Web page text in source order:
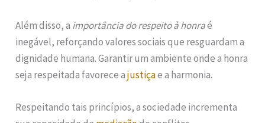
Além disso, a importância do respeito à honraé
inegável, reforçando valores sociais que resguardam a
dignidade humana. Garantir um ambiente onde a honra
seja respeitada favorece ajustiçae a harmonia.
Respeitando tais princípios, a sociedade incrementa